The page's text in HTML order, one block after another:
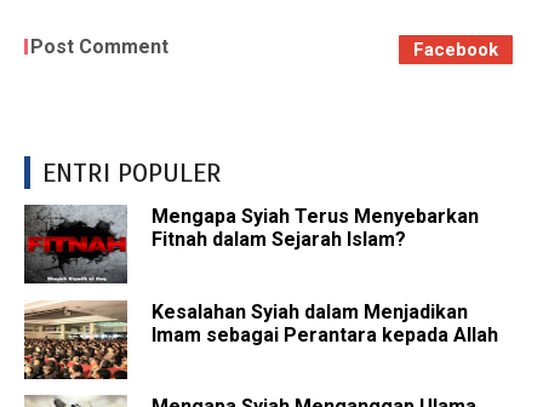
Post Comment Facebook
ENTRI POPULER
Mengapa Syiah Terus Menyebarkan
Fitnah dalam Sejarah Islam?
Kesalahan Syiah dalam Menjadikan
Imam sebagai Perantara kepada Allah